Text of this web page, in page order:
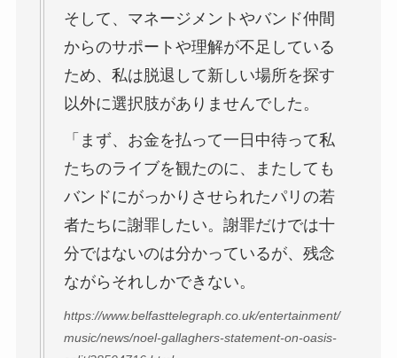
そして、マネージメントやバンド仲間
からのサポートや理解が不足している
ため、私は脱退して新しい場所を探す
以外に選択肢がありませんでした。
「まず、お金を払って一日中待って私
たちのライブを観たのに、またしても
バンドにがっかりさせられたパリの若
者たちに謝罪したい。謝罪だけでは十
分ではないのは分かっているが、残念
ながらそれしかできない。
https://www.belfasttelegraph.co.uk/entertainment/
music/news/noel-gallaghers-statement-on-oasis-